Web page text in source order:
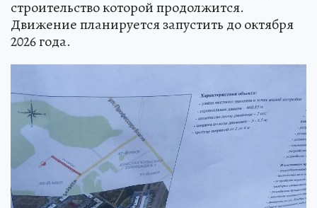
строительство которой продолжится.
Движение планируется запустить до октября
2026 года.